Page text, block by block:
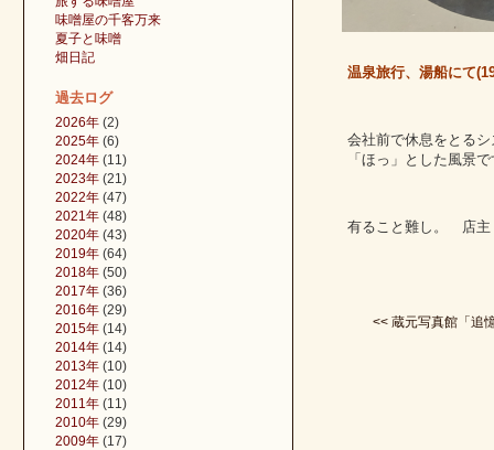
温泉旅行、湯船にて
会社前で休息をとるシ
「ほっ」とした風景
有ること難し。 店主
<< 蔵元写真館「追
味噌屋の千客万来
夏子と味噌
畑日記
過去ログ
2026年 (2)
2025年 (6)
2024年 (11)
2023年 (21)
2022年 (47)
2021年 (48)
2020年 (43)
2019年 (64)
2018年 (50)
2017年 (36)
2016年 (29)
2015年 (14)
2014年 (14)
2013年 (10)
2012年 (10)
2011年 (11)
2010年 (29)
2009年 (17)